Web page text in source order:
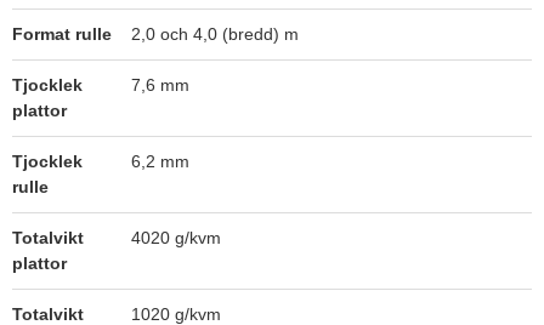
Format rulle 2,0 och 4,0 (bredd) m
Tjocklek
plattor
7,6 mm
Tjocklek
rulle
6,2 mm
Totalvikt
plattor
4020 g/kvm
Totalvikt
1020 g/kvm
Moonlight